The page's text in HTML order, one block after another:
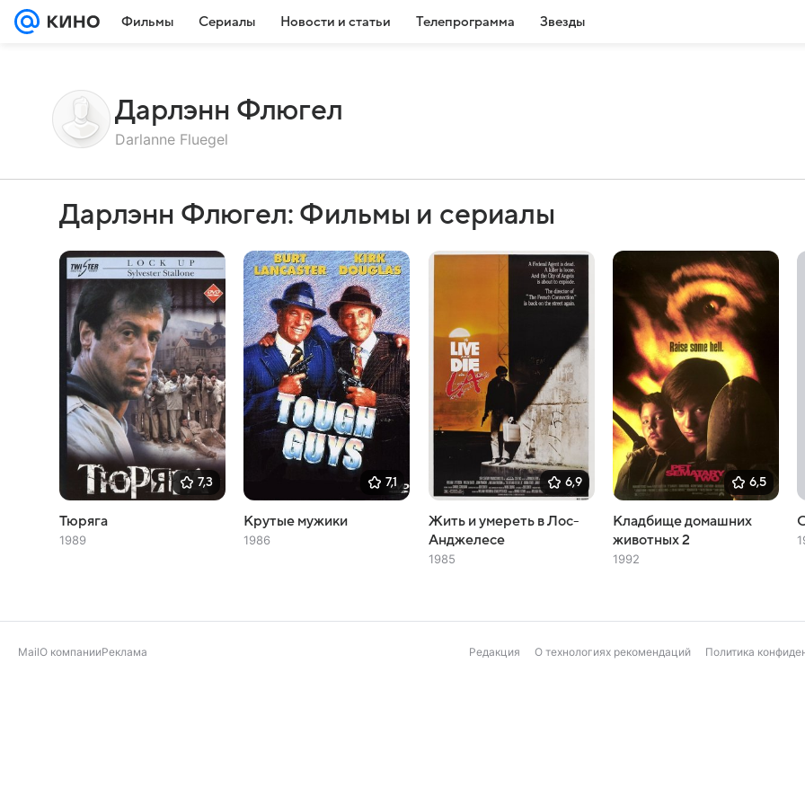
Фильмы Сериалы Новости и статьи Телепрограмма Звезды
Дарлэнн Флюгел
Darlanne Fluegel
Дарлэнн Флюгел: Фильмы и сериалы
7,3
Тюряга
1989
7,1
Крутые мужики
1986
6,9
Жить и умереть в Лос-
Анджелесе
1985
6,5
Кладбище домашних
животных 2
1992
MailО компанииРеклама Редакция О технологиях рекомендаций Политика